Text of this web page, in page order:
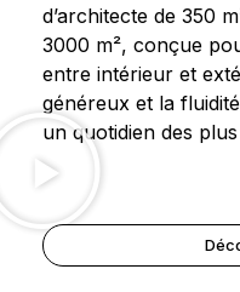
d’architecte de 350
3000 m², conçue
entre intérieur et
généreux et la
un quotidien des